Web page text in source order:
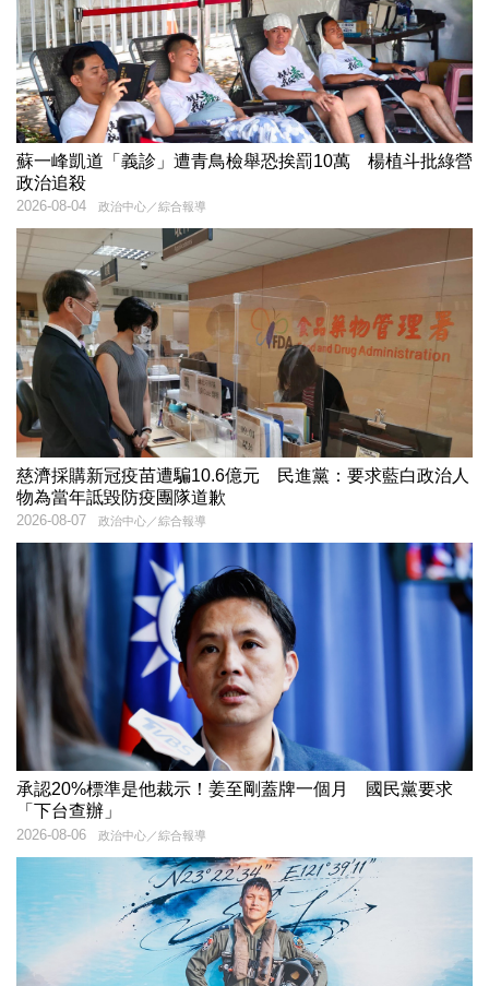
蘇一峰凱道「義診」遭青鳥檢舉恐挨罰10萬 楊植斗批綠營
政治追殺
政治中心／綜合報導
2026-08-04
慈濟採購新冠疫苗遭騙10.6億元 民進黨：要求藍白政治人
物為當年詆毀防疫團隊道歉
政治中心／綜合報導
2026-08-07
承認20%標準是他裁示！姜至剛蓋牌一個月 國民黨要求
「下台查辦」
政治中心／綜合報導
2026-08-06